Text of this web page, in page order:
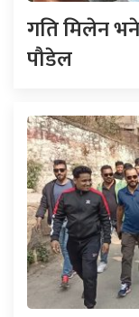
गति मिलेन भने
पौडेल